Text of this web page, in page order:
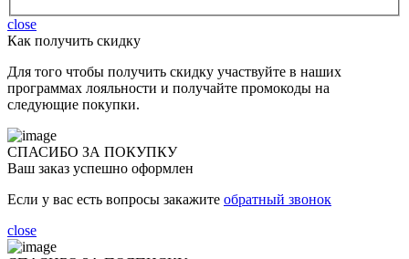
close
Как получить скидку
Для того чтобы получить скидку участвуйте в наших
программах лояльности и получайте промокоды на
следующие покупки.
СПАСИБО ЗА ПОКУПКУ
Ваш заказ успешно оформлен
Если у вас есть вопросы закажите обратный звонок
close